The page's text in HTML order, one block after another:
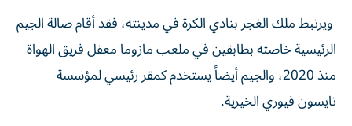
ويرتبط ملك الغجر بنادي الكرة في مدينته، فقد أقام صالة الجيم
الرئيسية خاصته بطابقين في ملعب مازوما معقل فريق الهواة
منذ 2020، والجيم أيضاً يستخدم كمقر رئيسي لمؤسسة
تايسون فيوري الخيرية.